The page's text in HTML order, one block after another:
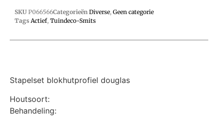
SKU P066566Categorieën Diverse, Geen categorie
Tags Actief, Tuindeco-Smits
Stapelset blokhutprofiel douglas
Houtsoort:
Behandeling: